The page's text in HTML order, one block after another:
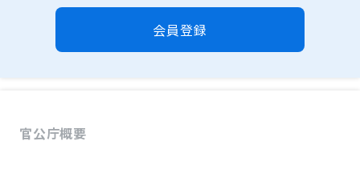
会員登録
官公庁概要